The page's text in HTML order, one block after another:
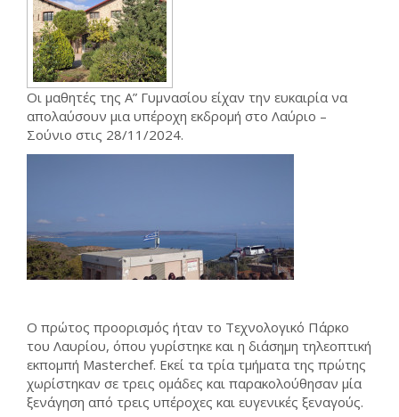
Οι μαθητές της Α” Γυμνασίου είχαν την ευκαιρία να
απολαύσουν μια υπέροχη εκδρομή στο Λαύριο –
Σούνιο στις 28/11/2024.
Ο πρώτος προορισμός ήταν το Τεχνολογικό Πάρκο
του Λαυρίου, όπου γυρίστηκε και η διάσημη τηλεοπτική
εκπομπή Masterchef. Εκεί τα τρία τμήματα της πρώτης
χωρίστηκαν σε τρεις ομάδες και παρακολούθησαν μία
ξενάγηση από τρεις υπέροχες και ευγενικές ξεναγούς.